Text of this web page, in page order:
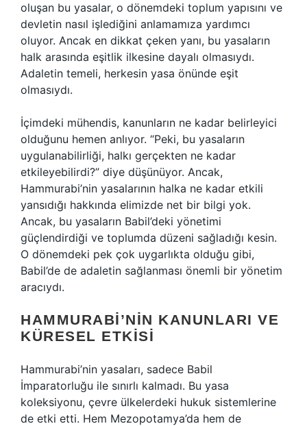
oluşan bu yasalar, o dönemdeki toplum yapısını ve
devletin nasıl işlediğini anlamamıza yardımcı
oluyor. Ancak en dikkat çeken yanı, bu yasaların
halk arasında eşitlik ilkesine dayalı olmasıydı.
Adaletin temeli, herkesin yasa önünde eşit
olmasıydı.
İçimdeki mühendis, kanunların ne kadar belirleyici
olduğunu hemen anlıyor. “Peki, bu yasaların
uygulanabilirliği, halkı gerçekten ne kadar
etkileyebilirdi?” diye düşünüyor. Ancak,
Hammurabi’nin yasalarının halka ne kadar etkili
yansıdığı hakkında elimizde net bir bilgi yok.
Ancak, bu yasaların Babil’deki yönetimi
güçlendirdiği ve toplumda düzeni sağladığı kesin.
O dönemdeki pek çok uygarlıkta olduğu gibi,
Babil’de de adaletin sağlanması önemli bir yönetim
aracıydı.
HAMMURABI’NIN KANUNLARI VE
KÜRESEL ETKISI
Hammurabi’nin yasaları, sadece Babil
İmparatorluğu ile sınırlı kalmadı. Bu yasa
koleksiyonu, çevre ülkelerdeki hukuk sistemlerine
de etki etti. Hem Mezopotamya’da hem de